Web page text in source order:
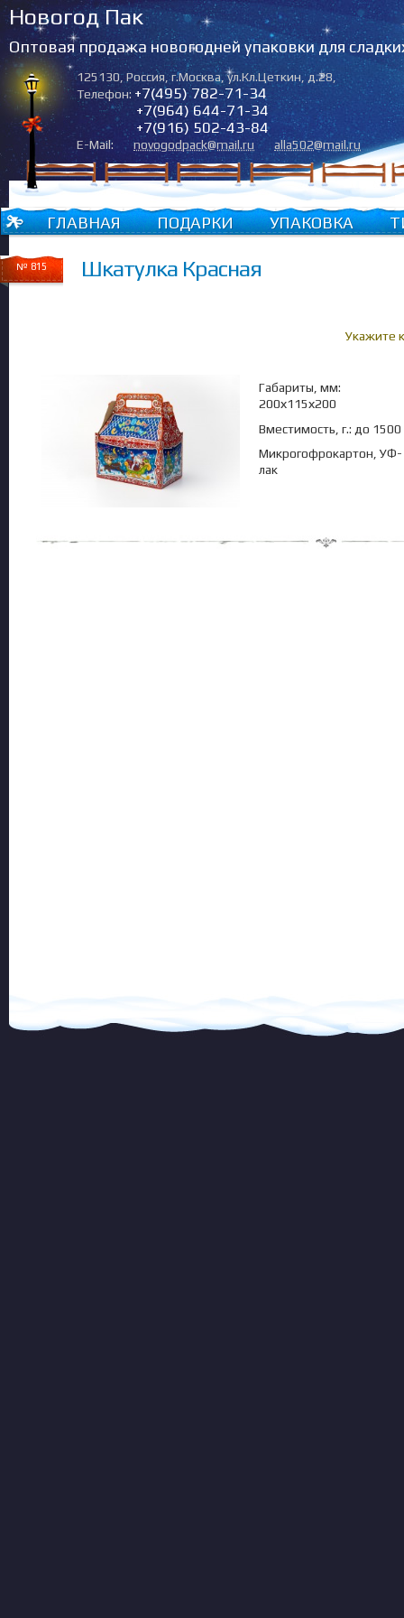
Новогод Пак
Оптовая продажа новогодней упаковки для
125130,Россия,г.Москва,ул.Кл.Цеткин, д.28
Телефон: +7(495) 782-71-34
+7(964) 644-71-34
+7(916) 502-43-84
E-Mail: novogodpack@mail.ru alla502@mail.ru
ГЛАВНАЯ ПОДАРКИ УПАКОВКА
№ 815 Шкатулка Красная
Укажите
Габариты, мм:
200х115х200
Вместимость, г.: до 1500
Микрогофрокартон, УФ-
лак